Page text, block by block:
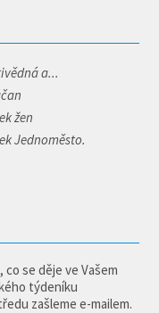
a...
žen
Jednoměsto.
se děje ve Vašem
týdeníku
zašleme e-mailem.